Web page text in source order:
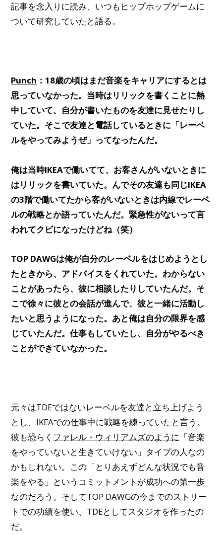
記事を念入りに読み、いつもヒップホップゲームに
ついて研究していたと語る。
Punch ：18歳の頃はまだ音楽をキャリアにするとは
思っていなかった。当時はリリックを書くことに熱
中していて、自分が書いたものを友達に見せたりし
ていた。そこで友達と電話しているときに「レーベ
ルをやってみようぜ」ってなったんだ。
俺は当時IKEAで働いてて、お客さんがいないときに
はリリックを書いていた。んでその友達も同じIKEA
の3階で働いてたから客がいないときは内線でレーベ
ルの戦略とか語っていたんだ。緊急性がないって言
われてクビになったけどね（笑）
TOP DAWGは俺が自分のレーベルをはじめようとし
たときから、アドバイスをくれていた。わからない
ことがあったら、彼に相談したりしていたんだ。そ
こで徐々に彼との会話が進んで、彼と一緒に活動し
たいと思うようになった。あと俺は自分の限界を感
じていたんだ。仕事もしていたし、自分がやるべき
ことができていなかった。
元々はTDEではないレーベルを友達と立ち上げよう
とし、IKEAでの仕事中に戦略を練っていたと言う。
彼も恐らく ファレル・ウィリアムズのように 「音楽
をやっていないと生きていけない」タイプの人なの
かもしれない。この「とりあえずどんな状況でも音
楽をやる」というコミットメントが成功への第一歩
なのだろう。そしてTOP DAWGの今までのストリー
トでの功績を使い、TDEとしてスタジオを作ったの
だ。